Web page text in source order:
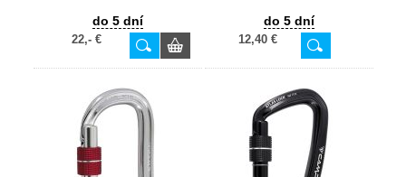
do 5 dní
22,- €
do 5 dní
12,40 €